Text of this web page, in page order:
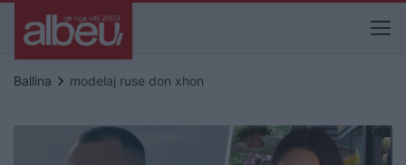
Ballina keyboard_arrow_right modelaj ruse don xhon